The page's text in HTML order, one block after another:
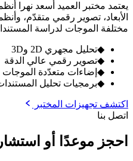
يعتمد مختبر العميد أسعد نهرا
الأبعاد، تصوير رقمي متقدّم،
مختلفة الموجات لدراسة
◆تحليل مجهري 2D و3D
◆تصوير رقمي عالي الدقة
◆ إضاءات متعدّدة الموجات
◆برمجيات تحليل
اكتشف تجهيزات المختبر
اتصل بنا
احجز موعدًا أو